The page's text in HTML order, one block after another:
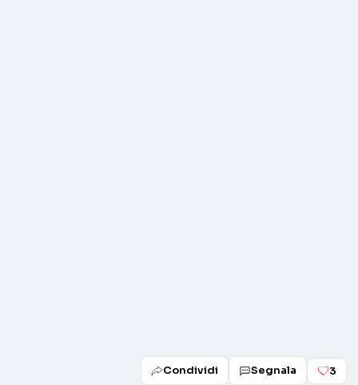
Condividi Segnala 3